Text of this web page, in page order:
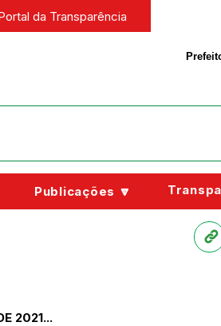
da Transparência
Publicações 🔽
2021...